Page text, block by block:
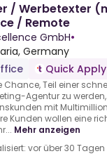
/ Werbetexter
/ Remote
GmbH•
Germany
Quick Apply
Chance, Teil einer
Agentur zu
mit
Kunden wollen eine
Mehr anzeigen
vor über 30 Tagen